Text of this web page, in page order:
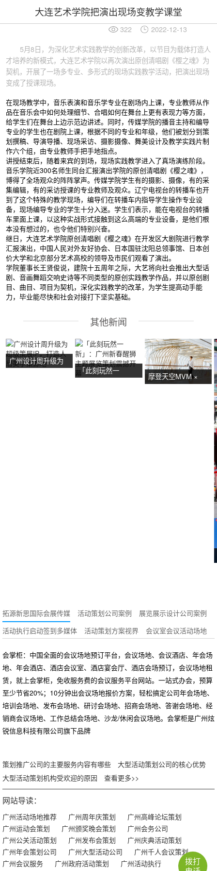
大连艺术学院把演出现场变教学课堂
322 2022-12-13
5月8日，为深化艺术实践教学的创新改革，以节目为载体打造人
才培养的新模式，大连艺术学院以再次演出原创清唱剧《樱之魂》为
契机，开展了一场多专业、多形式的现场实践教学活动，把演出现场
变成了授课现场。
在现场教学中，音乐表演和音乐学专业在剧场内上课，专业教师从作
品在音乐会中如何处理细节、合唱如何在舞台上更有表现力等方面，
给学生们在舞台上边示范边讲述。同时，传媒学院的播音主持和编导
专业的学生也在剧院上课，根据不同的专业和年级，他们被划分到策
划撰稿、导演导播、现场采访、摄影摄像、舞美设计及教学实践片制
作六个组，由专业教师手把手地指点。
讲授结束后，随着来宾的到场，现场实践教学进入了真场演练阶段。
音乐学院近300名师生同台汇报演出学院的原创清唱剧《樱之魂》，
博得了全场观众的阵阵掌声。传媒学院学生有的摄影、摄像，有的采
集编辑，有的采访授课的专业教师及观众。辽宁电视台的转播车也开
到了这个特殊的教学现场，编导们在转播车内指导学生操作专业设
备，现场编导专业的学生十分入迷。学生们表示，能在电视台的转播
车里面上课，以这种实战形式接触到这么高端的专业设备，是他们根
本没有想过的，也令他们特别兴奋。
继日，大连艺术学院原创清唱剧《樱之魂》在开发区大剧院进行教学
汇报演出，中国人民对外友好协会、日本国驻沈阳总领事馆、日本创
价大学和北京部分艺术高校的领导及市民们观看了演出。
学院董事长王贤俊说，建院十五周年之际，大艺将向社会推出大型话
剧、音画舞蹈交响史诗等不同类型的原创实践教学作品，并以原创剧
目、曲目、项目为契机，深化实践教学的改革，为学生提高动手能
力，毕业能尽快和社会对接打下坚实基础。
其他新闻
广州设计周升级为
「此刻玩然一
摩登天空MVM ×
拓源新思国际会展传媒 活动策划公司案例
展览展示设计公司案例
活动执行启动签到多媒体
活动策划方案视界 会议室会议活动场地
会掌柜：中国全面的会议场地预订平台，会议场地、会议酒店、年会场
地、年会酒店、酒店会议室、酒店宴会厅、酒店会场预订，会议场地租
赁，就上会掌柜，免收服务费的会议服务平台网站。一站式办会，预算
至少节省20%；10分钟出会议场地报价方案，轻松搞定公司年会场地、
培训会场地、发布会场地、研讨会场地、招商会场地、答谢会场地、经
销商会议场地、工作总结会场地、沙龙/休闲会议场地。会掌柜是广州炫
锐信息科技有限公司旗下品牌
策划推广公司的主要服务内容有哪些
大型活动策划公司的核心优势
大型活动策划机构受欢迎的原因
查看更多>>
网站导读：
广州活动场地推荐 广州周年庆策划
广州高峰论坛策划
广州运动会策划
广州颁奖晚会策划
广州会务公司
广州公关活动策划
广州发布会策划
广州庆典活动策划
广州年会策划公司
广州大型活动公司
广州千人会议策划
广州会议服务
广州政府活动策划
广州活动执行
拨打